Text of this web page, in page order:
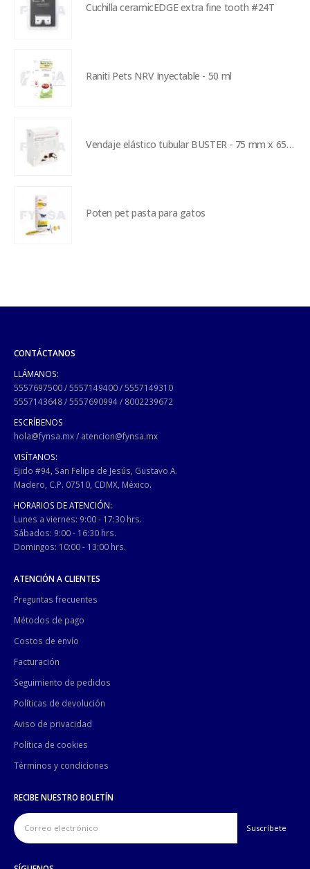
Cuchilla ceramicEDGE extra fine tooth #24T
Raniti Pets NRV Inyectable - 50 ml
Vendaje elástico tubular BUSTER - 75 mm x 650 mm
Poten pet pasta para gatos
CONTÁCTANOS
LLÁMANOS:
5557697500/5557149400/5557149310
5557143648/5557690994/ 8002239672
ESCRÍBENOS
hola@fynsa.mx/ atencion@fynsa.mx
VISÍTANOS:
Ejido #94, San Felipe de Jesús, Gustavo A.
Madero, C.P. 07510, CDMX, México.
HORARIOS DE ATENCIÓN:
Lunes a viernes: 9:00 - 17:30 hrs.
Sábados: 9:00 - 16:30 hrs.
Domingos: 10:00 - 13:00 hrs.
ATENCIÓN A CLIENTES
Preguntas frecuentes
Métodos de pago
Costos de envío
Facturación
Seguimiento de pedidos
Políticas de devolución
Aviso de privacidad
Política de cookies
Términos y condiciones
RECIBE NUESTRO BOLETÍN